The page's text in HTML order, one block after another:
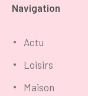
Navigation
Actu
Loisirs
Maison